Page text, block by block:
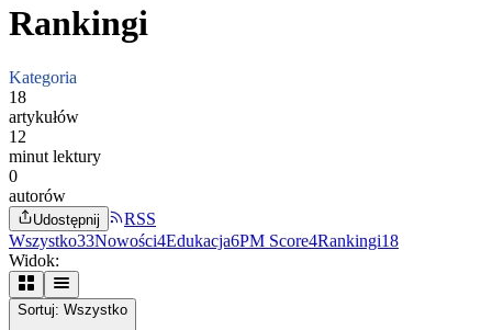
Rankingi
Kategoria
18
artykułów
12
minut lektury
0
autorów
Udostępnij
RSS
Wszystko33Nowości4Edukacja6PM Score4Rankingi18
Widok:
Sortuj: Wszystko